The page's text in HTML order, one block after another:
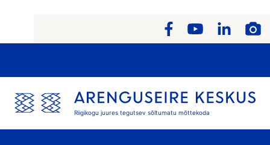
Riigikogu juures tegutsev sõltumatu mõttekoda